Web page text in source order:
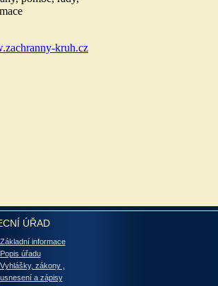
ÚŘAD
Základní informace
Popis úřadu
Vyhlášky, zákony ,
usnesení a zápisy